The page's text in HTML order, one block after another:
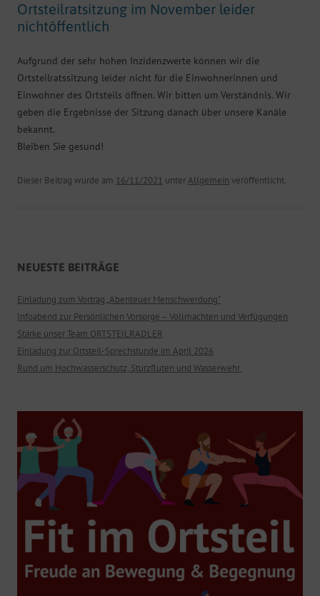
Ortsteilratsitzung im November leider
nichtöffentlich
Aufgrund der sehr hohen Inzidenzwerte können wir die
Ortsteilratssitzung leider nicht für die Einwohnerinnen und
Einwohner des Ortsteils öffnen. Wir bitten um Verständnis. Wir
geben die Ergebnisse der Sitzung danach über unsere Kanäle
bekannt.
Bleiben Sie gesund!
Dieser Beitrag wurde am 16/11/2021 unterAllgemein veröffentlicht.
NEUESTE BEITRÄGE
Einladung zum Vortrag „Abenteuer Menschwerdung“
Infoabend zur Persönlichen Vorsorge – Vollmachten und Verfügungen
Stärke unser Team ORTSTEILRADLER
Einladung zur Ortsteil-Sprechstunde im April 2026
Rund um Hochwasserschutz, Sturzfluten und Wasserwehr